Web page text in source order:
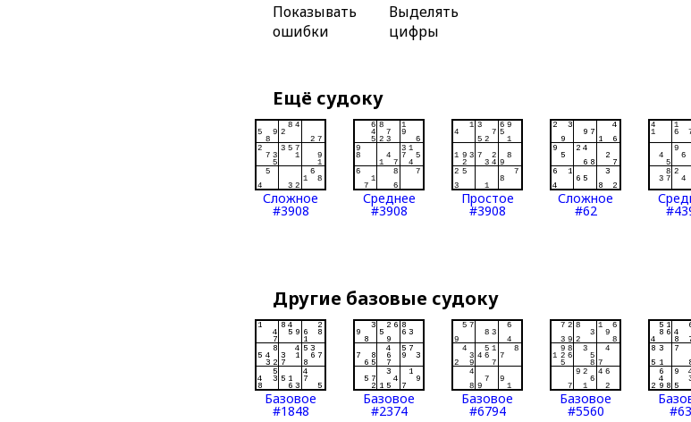
Показывать
ошибки
Выделять
цифры
Ещё судоку
Сложное
#3908
Среднее
#3908
Простое
#3908
Сложное
#62
Другие базовые судоку
Базовое
#1848
Базовое
#2374
Базовое
#6794
Базовое
#5560